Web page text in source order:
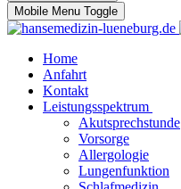
Mobile Menu Toggle
Home
Anfahrt
Kontakt
Leistungsspektrum
Akutsprechstunde
Vorsorge
Allergologie
Lungenfunktion